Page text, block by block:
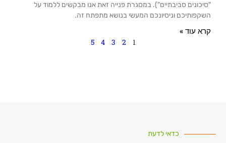
"סיכונים סביבתיים"). במסגרת פנייה זאת אנו מבקשים ללמוד על
השקפותיכם וניסיונכם המעשי בנושא מתפתח זה.
קרא עוד »
1
2
3
4
5
כדאי לדעת